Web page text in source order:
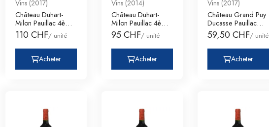
Vins (2017)
Château Duhart-
Milon Pauillac 4ème
Cru Classé
110 CHF/ unité
Acheter
Vins (2014)
Château Duhart-
Milon Pauillac 4ème
Cru Classé
95 CHF/ unité
Acheter
Vins (2017)
Château Grand Puy
Ducasse Pauillac
5ème Cru Class
59,50 CHF/ unité
Acheter